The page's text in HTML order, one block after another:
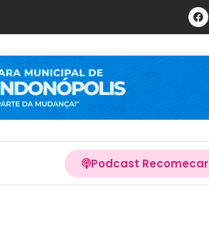
Podcast Recomecar